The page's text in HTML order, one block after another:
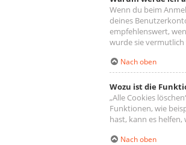
Wenn du beim
deines
empfehlenswert,
wurde sie
Nach oben
Wozu ist die
„Alle Cookies
Funktionen, wie
hast, kann es
Nach oben